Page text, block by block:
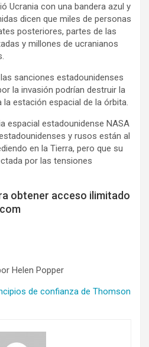
Ucrania con una bandera azul y
dicen que miles de personas
posteriores, partes de las
y millones de ucranianos
sanciones estadounidenses
la invasión podrían destruir la
la estación espacial de la órbita.
espacial estadounidense NASA
y rusos están al
en la Tierra, pero que su
por las tensiones
obtener acceso ilimitado
Helen Popper
de confianza de Thomson